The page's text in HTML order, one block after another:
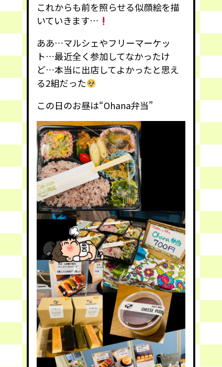
これからも前を照らせる似顔絵を描
いていきます…
ああ…マルシェやフリーマーケッ
ト…最近全く参加してなかったけ
ど…本当に出店してよかったと思え
る2組だった
この日のお昼は“Ohana弁当”